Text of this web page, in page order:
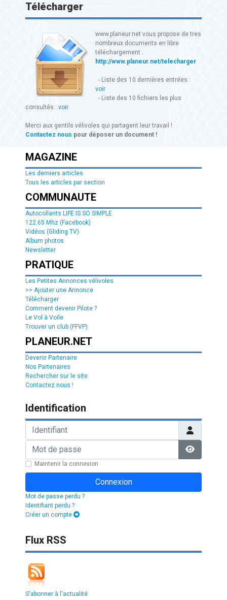
Télécharger
www.planeur.net vous propose de tres
nombreux documents en libre
téléchargement :
http://www.planeur.net/telecharger
- Liste des 10 dernières entrées :
voir
- Liste des 10 fichiers les plus
consultés : voir
Merci aux gentils vélivoles qui partagent leur travail !
Contactez nous pour déposer un document !
MAGAZINE
Les derniers articles
Tous les articles par section
COMMUNAUTE
Autocollants LIFE IS SO SIMPLE
122.65 Mhz (Facebook)
Vidéos (Gliding TV)
Album photos
Newsletter
PRATIQUE
Les Petites Annonces vélivoles
>> Ajouter une Annonce
Télécharger
Comment devenir Pilote ?
Le Vol à Voile
Trouver un club (FFVP)
PLANEUR.NET
Devenir Partenaire
Nos Partenaires
Rechercher sur le site
Contactez nous !
Identification
Identifiant
Mot de passe
Afficher
Maintenir la connexion
Connexion
Mot de passe perdu ?
Identifiant perdu ?
Créer un compte
Flux RSS
S'abonner à l'actualité